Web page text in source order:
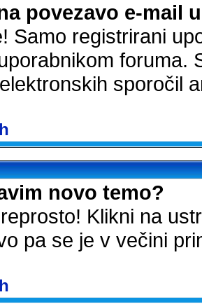
povezavo e-mail
Samo registrirani
foruma.
sporočil
novo temo?
Klikni na
pa se je v večini